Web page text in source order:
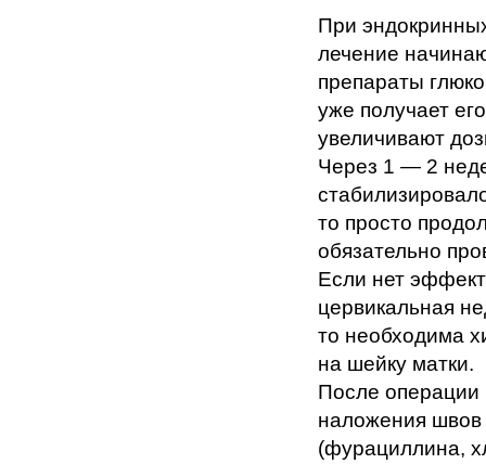
При
лечение
препараты
уже получает
увеличивают
Через 1 — 2
то просто
обязательно
Если нет
цервикальная
то необходима
на шейку матки.
После операции
наложения швов
(фурациллина,